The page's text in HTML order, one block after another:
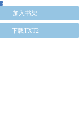
加入书架
下载TXT2